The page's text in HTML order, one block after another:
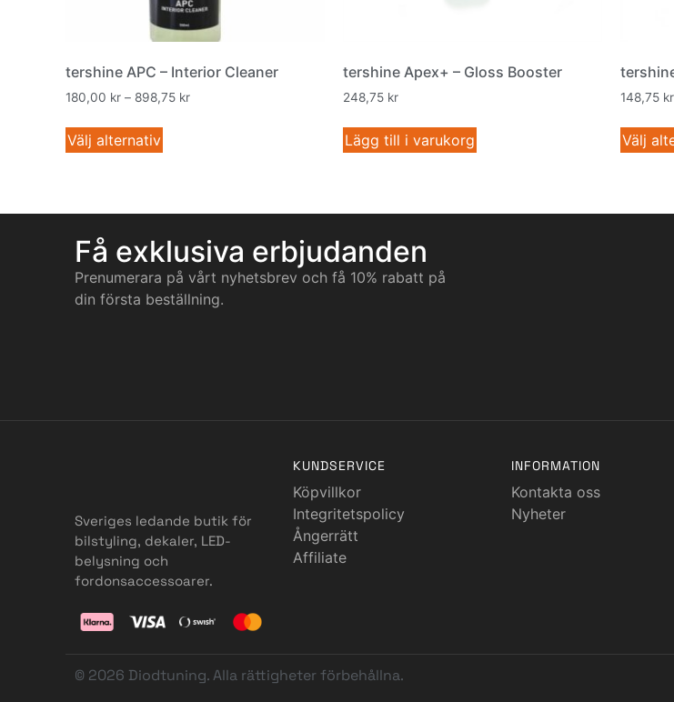
tershine APC – Interior Cleaner
180,00 kr – 898,75 kr
Välj alternativ
tershine Apex+ – Gloss Booster
248,75 kr
Lägg till i varukorg
148,75 kr
Välj
Få exklusiva erbjudanden
Prenumerara på vårt nyhetsbrev och få 10% rabatt på
din första beställning.
Sveriges ledande butik för
bilstyling, dekaler, LED-
belysning och
fordonsaccessoarer.
KUNDSERVICE
Köpvillkor
Integritetspolicy
Ångerrätt
Affiliate
INFORMATION
Kontakta oss
Nyheter
© 2026 Diodtuning. Alla rättigheter förbehållna.